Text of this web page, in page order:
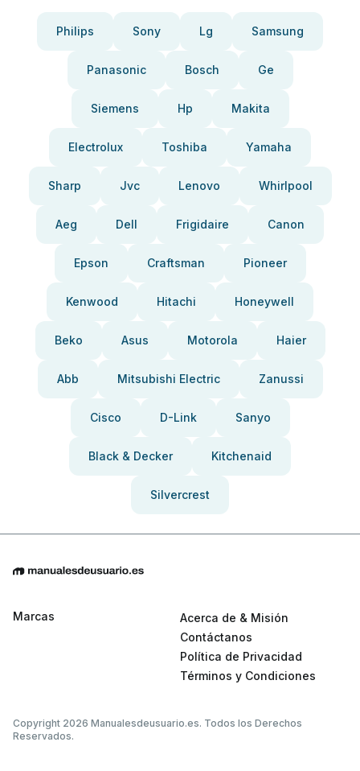
Philips Sony Lg Samsung
Panasonic Bosch Ge
Siemens Hp Makita
Electrolux Toshiba Yamaha
Sharp Jvc Lenovo Whirlpool
Aeg Dell Frigidaire Canon
Epson Craftsman Pioneer
Kenwood Hitachi Honeywell
Beko Asus Motorola Haier
Abb Mitsubishi Electric Zanussi
Cisco D-Link Sanyo
Black & Decker Kitchenaid
Silvercrest
Marcas
Acerca de & Misión
Contáctanos
Política de Privacidad
Términos y Condiciones
Copyright 2026 Manualesdeusuario.es. Todos los Derechos
Reservados.